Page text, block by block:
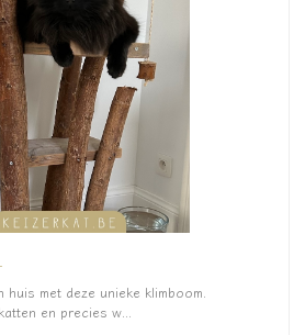
met deze unieke klimboom.
en precies w...